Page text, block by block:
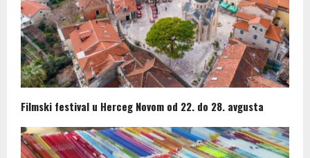
Filmski festival u Herceg Novom od 22. do 28. avgusta